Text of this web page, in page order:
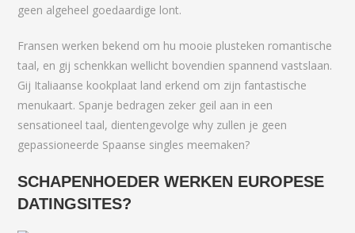
geen algeheel goedaardige lont.
Fransen werken bekend om hu mooie plusteken romantische
taal, en gij schenkkan wellicht bovendien spannend vastslaan.
Gij Italiaanse kookplaat land erkend om zijn fantastische
menukaart. Spanje bedragen zeker geil aan in een
sensationeel taal, dientengevolge why zullen je geen
gepassioneerde Spaanse singles meemaken?
SCHAPENHOEDER WERKEN EUROPESE
DATINGSITES?